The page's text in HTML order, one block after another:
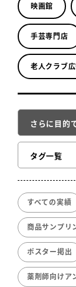
映画館
手芸専門店
老人クラブ
さらに目的
タグ一覧
すべての実績
商品サンプリ
ポスター掲出
薬剤師向けア